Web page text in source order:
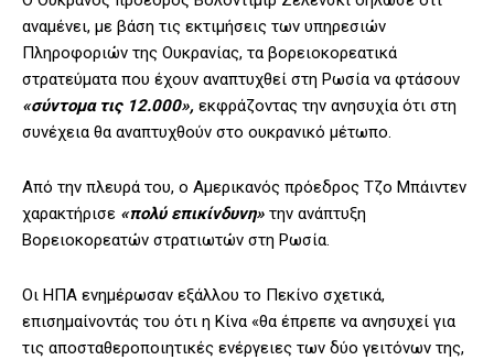
αναμένει, με βάση τις εκτιμήσεις των υπηρεσιών
Πληροφοριών της Ουκρανίας, τα βορειοκορεατικά
στρατεύματα που έχουν αναπτυχθεί στη Ρωσία να φτάσουν
«σύντομα τις 12.000», εκφράζοντας την ανησυχία ότι στη
συνέχεια θα αναπτυχθούν στο ουκρανικό μέτωπο.
Από την πλευρά του, ο Αμερικανός πρόεδρος Τζο Μπάιντεν
χαρακτήρισε «πολύ επικίνδυνη» την ανάπτυξη
Βορειοκορεατών στρατιωτών στη Ρωσία.
Οι ΗΠΑ ενημέρωσαν εξάλλου το Πεκίνο σχετικά,
επισημαίνοντάς του ότι η Κίνα «θα έπρεπε να ανησυχεί για
τις αποσταθεροποιητικές ενέργειες των δύο γειτόνων της,